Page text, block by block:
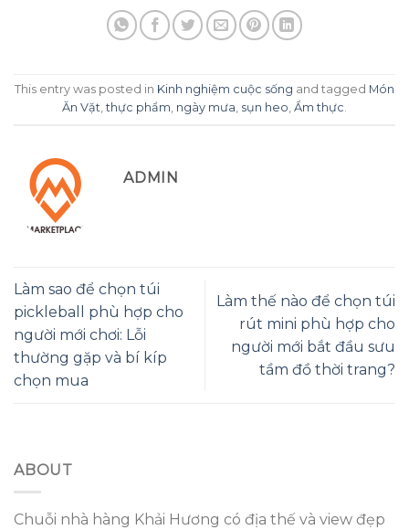
This entry was posted in Kinh nghiệm cuộc sống and tagged Món
Ăn Vặt,thực phẩm, ngày mưa, sụn heo, Ẩm thực.
ADMIN
Làm sao để chọn túi
pickleball phù hợp cho
người mới chơi: Lỗi
thường gặp và bí kíp
chọn mua
Làm thế nào để chọn túi
rút mini phù hợp cho
người mới bắt đầu sưu
tầm đồ thời trang?
ABOUT
Chuỗi nhà hàng Khải Hương có địa thế và view đẹp